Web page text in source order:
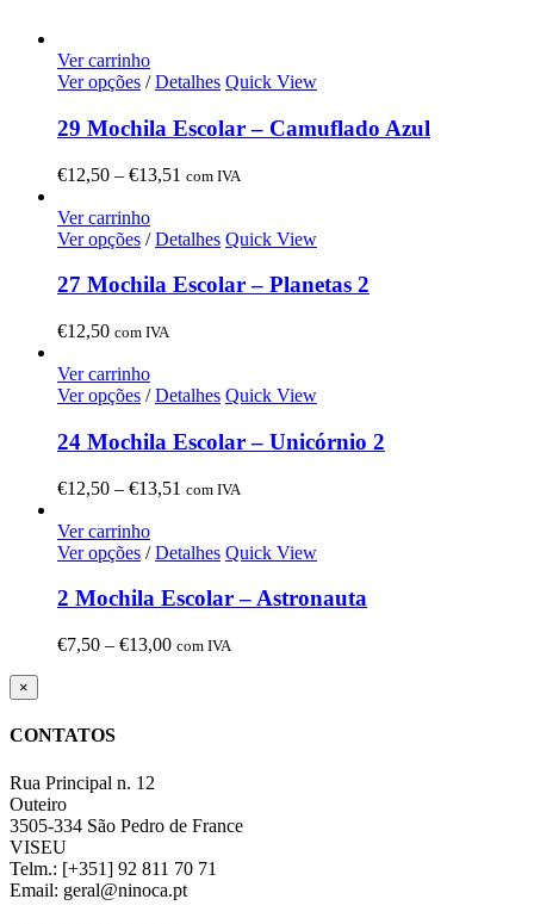
Ver carrinho
Ver opções / Detalhes Quick View
29 Mochila Escolar – Camuflado Azul
€12,50 – €13,51 Price
through
com IVA
Ver carrinho
Ver opções / Detalhes Quick View
27 Mochila Escolar – Planetas 2
€12,50 com IVA
Ver carrinho
Ver opções / Detalhes Quick View
24 Mochila Escolar – Unicórnio 2
€12,50 – €13,51 Price
through
com IVA
Ver carrinho
Ver opções / Detalhes Quick View
2 Mochila Escolar – Astronauta
€7,50 – €13,00Price
com IVA
Close
product
view
×
CONTATOS
Rua Principal n. 12
Outeiro
3505-334 São Pedro de France
VISEU
Telm.: [+351] 92 811 70 71
Email: geral@ninoca.pt